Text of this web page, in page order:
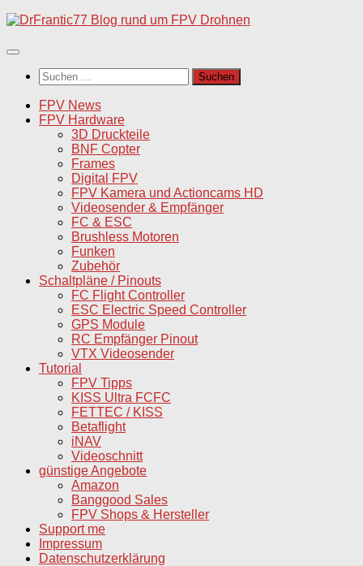
Unter
Inhalt
Suchen
nach:
FPV News
FPV Hardware
3D Druckteile
BNF Copter
Frames
Digital FPV
FPV Kamera und Actioncams HD
Videosender & Empfänger
FC & ESC
Brushless Motoren
Funken
Zubehör
Schaltpläne / Pinouts
FC Flight Controller
ESC Electric Speed Controller
GPS Module
RC Empfänger Pinout
VTX Videosender
Tutorial
FPV Tipps
KISS Ultra FCFC
FETTEC / KISS
Betaflight
iNAV
Videoschnitt
günstige Angebote
Amazon
Banggood Sales
FPV Shops & Hersteller
Support me
Impressum
Datenschutzerklärung